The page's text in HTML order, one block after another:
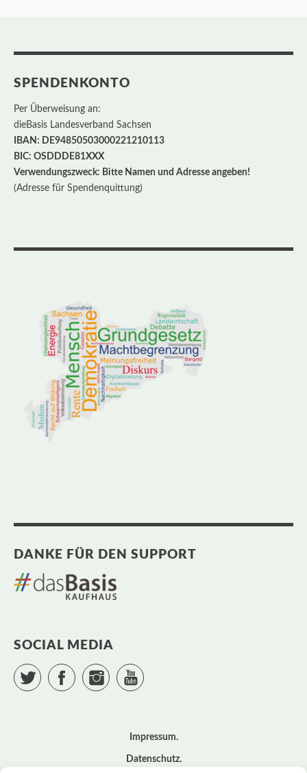
SPENDENKONTO
Per Überweisung an:
dieBasis Landesverband Sachsen
IBAN: DE94850503000221210113
BIC: OSDDDE81XXX
Verwendungszweck: Bitte Namen und Adresse angeben!
(Adresse für Spendenquittung)
DANKE FÜR DEN SUPPORT
SOCIAL MEDIA
Twitter Facebook Instagram
Impressum
Datenschutz